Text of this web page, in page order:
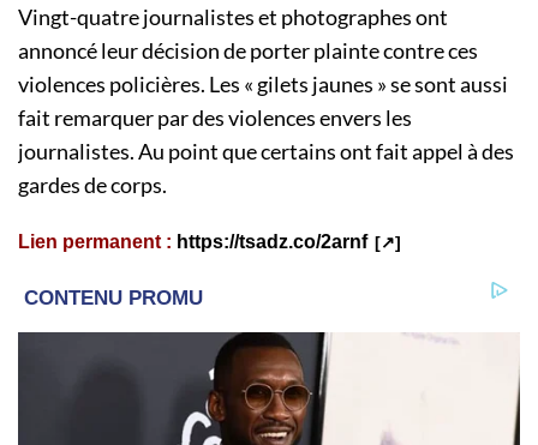
Vingt-quatre journalistes et photographes ont
annoncé leur décision de porter plainte contre ces
violences policières. Les « gilets jaunes » se sont aussi
fait remarquer par des violences envers les
journalistes. Au point que certains ont fait appel à des
gardes de corps.
Lien permanent : https://tsadz.co/2arnf